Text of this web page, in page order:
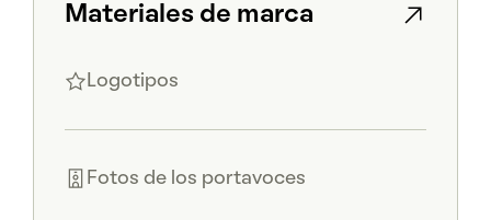
Materiales de marca
Logotipos
Fotos de los portavoces